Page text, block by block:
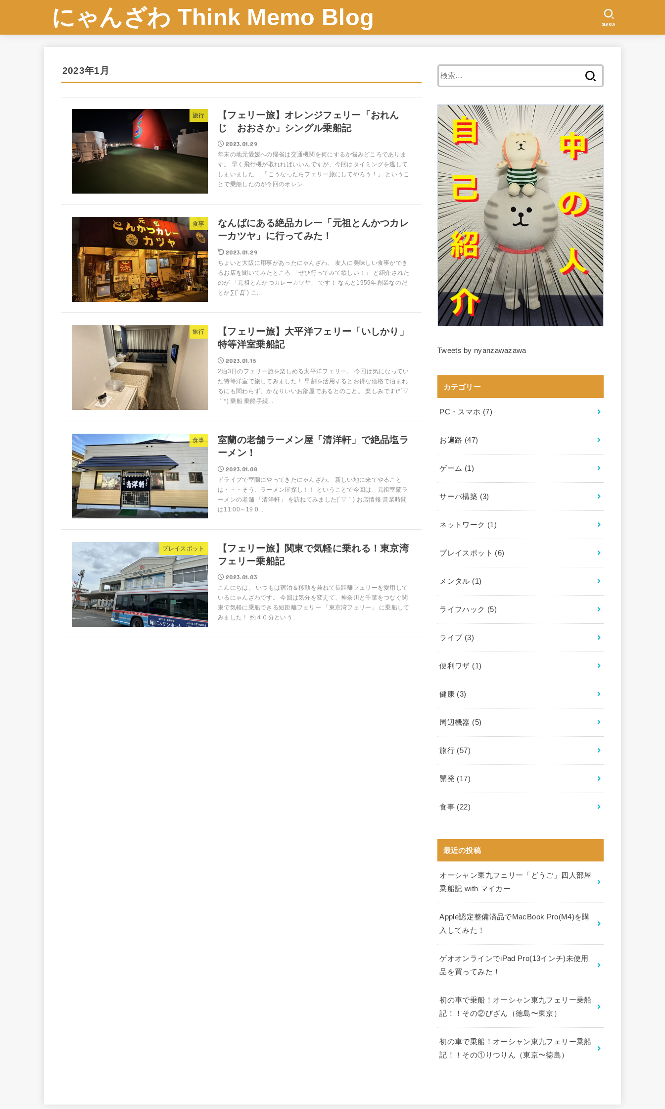
にゃんざわ Think Memo Blog SEARCH
2023年1月
旅行
【フェリー旅】オレンジフェリー「おれん
じ おおさか」シングル乗船記
2023.01.29
年末の地元愛媛への帰省は交通機関を何にするか悩みどころでありま
す。 早く飛行機が取れればいいんですが、今回はタイミングを逃して
しまいました… 「こうなったらフェリー旅にしてやろう！」 というこ
とで乗船したのが今回のオレン...
食事
なんばにある絶品カレー「元祖とんかつカレ
ーカツヤ」に行ってみた！
2023.01.29
ちょいと大阪に用事があったにゃんざわ。 友人に美味しい食事ができ
るお店を聞いてみたところ 「ぜひ行ってみて欲しい！」 と紹介された
のが 「元祖とんかつカレーカツヤ」 です！ なんと1959年創業なのだ
とか∑(ﾟДﾟ) こ...
旅行
【フェリー旅】大平洋フェリー「いしかり」
特等洋室乗船記
2023.01.15
2泊3日のフェリー旅を楽しめる太平洋フェリー。 今回は気になってい
た特等洋室で旅してみました！ 早割を活用するとお得な価格で泊まれ
るにも関わらず、かなりいいお部屋であるとのこと。 楽しみです(*´▽
｀*) 乗船 乗船手続...
食事
室蘭の老舗ラーメン屋「清洋軒」で絶品塩ラ
ーメン！
2023.01.08
ドライブで室蘭にやってきたにゃんざわ。 新しい地に来てやること
は・・・そう、ラーメン屋探し！！ ということで今回は、元祖室蘭ラ
ーメンの老舗 「清洋軒」 を訪ねてみました(´▽｀) お店情報 営業時間
は11:00～19:0...
プレイスポット
【フェリー旅】関東で気軽に乗れる！東京湾
フェリー乗船記
2023.01.03
こんにちは。 いつもは宿泊＆移動を兼ねて長距離フェリーを愛用して
いるにゃんざわです。 今回は気分を変えて、神奈川と千葉をつなぐ関
東で気軽に乗船できる短距離フェリー 「東京湾フェリー」 に乗船して
みました！ 約４０分という...
Tweets by nyanzawazawa
カテゴリー
PC・スマホ (7)
お遍路 (47)
ゲーム (1)
サーバ構築 (3)
ネットワーク (1)
プレイスポット (6)
メンタル (1)
ライフハック (5)
ライブ (3)
便利ワザ (1)
健康 (3)
周辺機器 (5)
旅行 (57)
開発 (17)
食事 (22)
最近の投稿
オーシャン東九フェリー「どうご」四人部屋
乗船記 with マイカー
Apple認定整備済品でMacBook Pro(M4)を購
入してみた！
ゲオオンラインでiPad Pro(13インチ)未使用
品を買ってみた！
初の車で乗船！オーシャン東九フェリー乗船
記！！その②びざん（徳島〜東京）
初の車で乗船！オーシャン東九フェリー乗船
記！！その①りつりん（東京〜徳島）